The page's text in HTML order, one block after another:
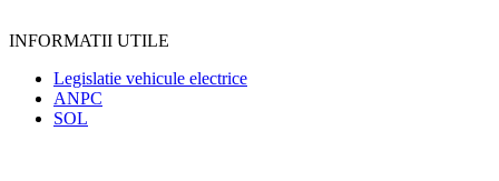
INFORMATII UTILE
Legislatie vehicule electrice
ANPC
SOL